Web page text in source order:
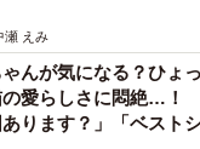
ました。
れたきっかけは？
れた理由は？
瀬 えみ
んが気になる？ひょ
の愛らしさに悶絶…！
ります？」「ベスト